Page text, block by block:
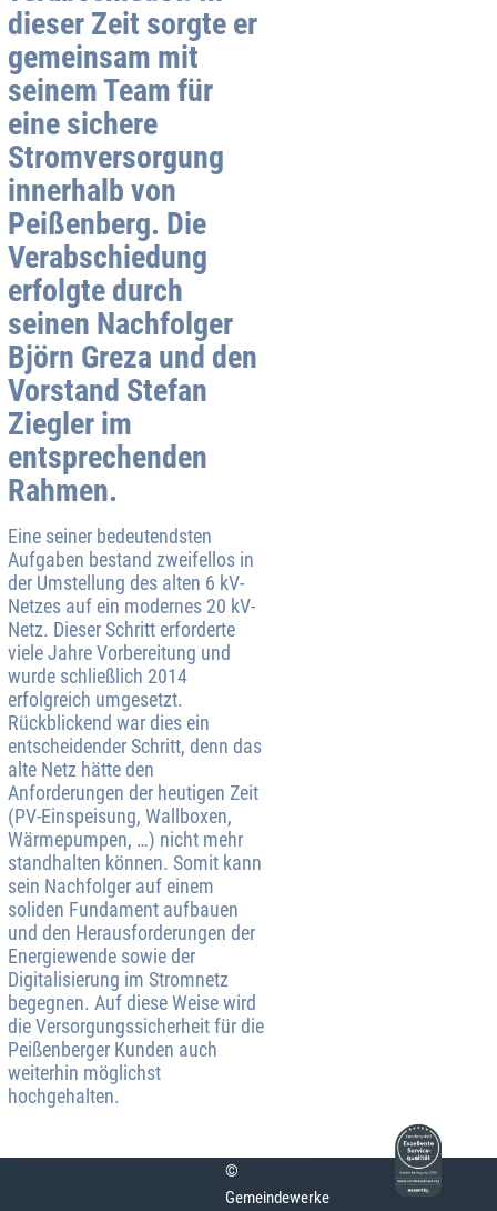
dieser Zeit sorgte er
gemeinsam mit
seinem Team für
eine sichere
Stromversorgung
innerhalb von
Peißenberg. Die
Verabschiedung
erfolgte durch
seinen Nachfolger
Björn Greza und den
Vorstand Stefan
Ziegler im
entsprechenden
Rahmen.
Eine seiner bedeutendsten
Aufgaben bestand zweifellos in
der Umstellung des alten 6 kV-
Netzes auf ein modernes 20 kV-
Netz. Dieser Schritt erforderte
viele Jahre Vorbereitung und
wurde schließlich 2014
erfolgreich umgesetzt.
Rückblickend war dies ein
entscheidender Schritt, denn das
alte Netz hätte den
Anforderungen der heutigen Zeit
(PV-Einspeisung, Wallboxen,
Wärmepumpen, …) nicht mehr
standhalten können. Somit kann
sein Nachfolger auf einem
soliden Fundament aufbauen
und den Herausforderungen der
Energiewende sowie der
Digitalisierung im Stromnetz
begegnen. Auf diese Weise wird
die Versorgungssicherheit für die
Peißenberger Kunden auch
weiterhin möglichst
hochgehalten.
©
Gemeindewerke